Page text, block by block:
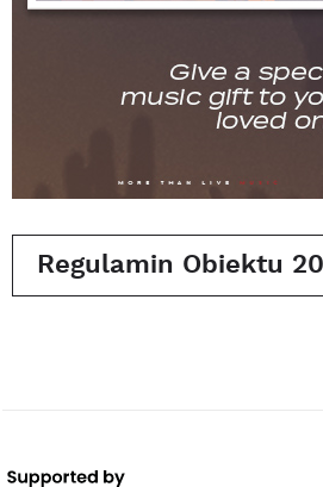
Regulamin Obiektu